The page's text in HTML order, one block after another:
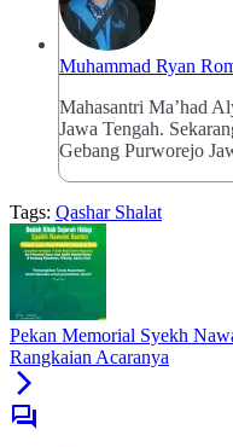
Muhammad Ryan
Mahasantri Ma’had
Jawa Tengah.
Gebang Purworejo
Tags: Qashar Shalat
Pekan Memorial Syekh
Rangkaian Acaranya